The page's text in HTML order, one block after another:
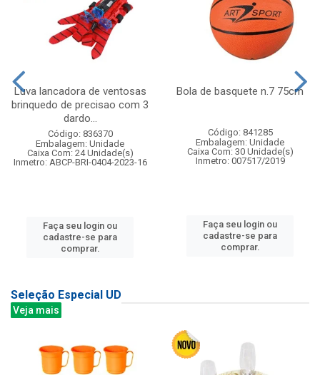
Luva lancadora de ventosas
brinquedo de precisao com 3
dardo...
Código: 836370
Embalagem: Unidade
Caixa Com: 24 Unidade(s)
Inmetro: ABCP-BRI-0404-2023-16
Faça seu login ou
cadastre-se para
comprar.
Bola de basquete n.7 75cm
Código: 841285
Embalagem: Unidade
Caixa Com: 30 Unidade(s)
Inmetro: 007517/2019
Faça seu login ou
cadastre-se para
comprar.
Seleção Especial UD
Veja mais